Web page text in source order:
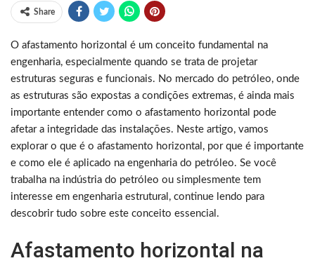
Share
O afastamento horizontal é um conceito fundamental na
engenharia, especialmente quando se trata de projetar
estruturas seguras e funcionais. No mercado do petróleo, onde
as estruturas são expostas a condições extremas, é ainda mais
importante entender como o afastamento horizontal pode
afetar a integridade das instalações. Neste artigo, vamos
explorar o que é o afastamento horizontal, por que é importante
e como ele é aplicado na engenharia do petróleo. Se você
trabalha na indústria do petróleo ou simplesmente tem
interesse em engenharia estrutural, continue lendo para
descobrir tudo sobre este conceito essencial.
Afastamento horizontal na